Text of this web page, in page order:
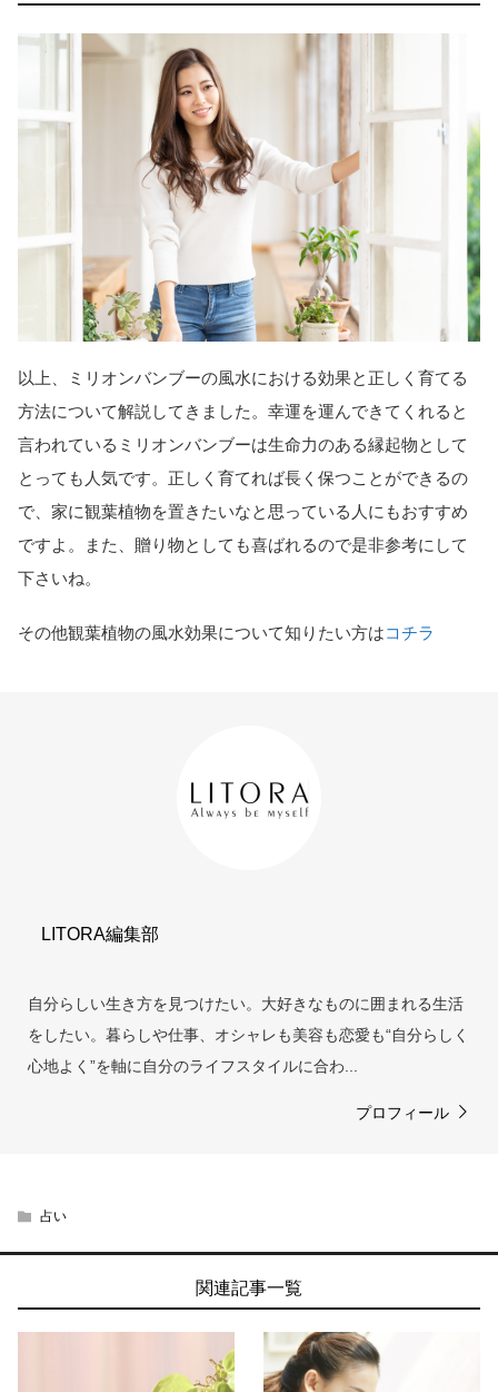
以上、ミリオンバンブーの風水における効果と正しく育てる
方法について解説してきました。幸運を運んできてくれると
言われているミリオンバンブーは生命力のある縁起物として
とっても人気です。正しく育てれば長く保つことができるの
で、家に観葉植物を置きたいなと思っている人にもおすすめ
ですよ。また、贈り物としても喜ばれるので是非参考にして
下さいね。
その他観葉植物の風水効果について知りたい方はコチラ
LITORA編集部
自分らしい生き方を見つけたい。大好きなものに囲まれる生活
をしたい。暮らしや仕事、オシャレも美容も恋愛も“自分らしく
心地よく”を軸に自分のライフスタイルに合わ...
プロフィール
占い
関連記事一覧